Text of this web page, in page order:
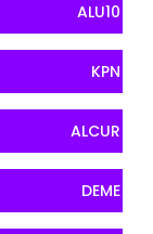
ALU10
KPN
ALCUR
DEME